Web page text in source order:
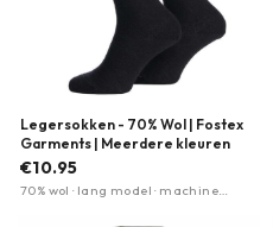
Legersokken - 70% Wol | Fostex
Garments | Meerdere kleuren
€10.95
70% wol · lang model · machine